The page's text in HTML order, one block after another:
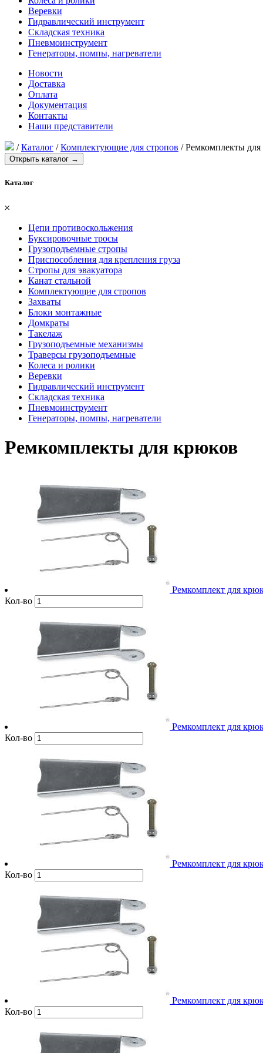
Веревки
Гидравлический инструмент
Складская техника
Пневмоинструмент
Генераторы, помпы, нагреватели
Новости
Доставка
Оплата
Документация
Контакты
Наши представители
/Каталог /Комплектующие для стропов /Ремкомплекты
Открыть каталог →
Каталог
𐄂
Цепи противоскольжения
Буксировочные тросы
Грузоподъемные стропы
Приспособления для крепления груза
Стропы для эвакуатора
Канат стальной
Комплектующие для стропов
Захваты
Блоки монтажные
Домкраты
Такелаж
Грузоподъемные механизмы
Траверсы грузоподъемные
Колеса и ролики
Веревки
Гидравлический инструмент
Складская техника
Пневмоинструмент
Генераторы, помпы, нагреватели
Ремкомплекты для крюков
Ремкомплект для
Кол-во
Ремкомплект для
Кол-во
Ремкомплект для
Кол-во
Ремкомплект для
Кол-во